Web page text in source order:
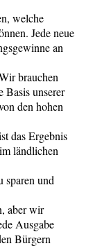
welche
Jede neue
an
brauchen
Basis unserer
den hohen
das Ergebnis
ländlichen
sparen und
aber wir
Ausgabe
Bürgern